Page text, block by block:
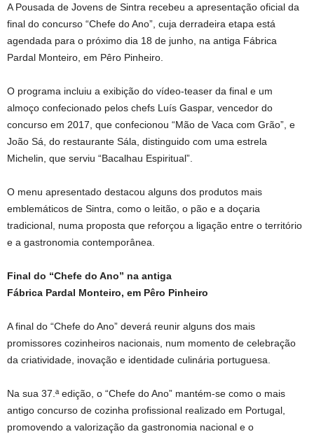
A Pousada de Jovens de Sintra recebeu a apresentação oficial da
final do concurso “Chefe do Ano”, cuja derradeira etapa está
agendada para o próximo dia 18 de junho, na antiga Fábrica
Pardal Monteiro, em Pêro Pinheiro.
O programa incluiu a exibição do vídeo-teaser da final e um
almoço confecionado pelos chefs Luís Gaspar, vencedor do
concurso em 2017, que confecionou “Mão de Vaca com Grão”, e
João Sá, do restaurante Sála, distinguido com uma estrela
Michelin, que serviu “Bacalhau Espiritual”.
O menu apresentado destacou alguns dos produtos mais
emblemáticos de Sintra, como o leitão, o pão e a doçaria
tradicional, numa proposta que reforçou a ligação entre o território
e a gastronomia contemporânea.
Final do “Chefe do Ano” na antiga
Fábrica Pardal Monteiro, em Pêro Pinheiro
A final do “Chefe do Ano” deverá reunir alguns dos mais
promissores cozinheiros nacionais, num momento de celebração
da criatividade, inovação e identidade culinária portuguesa.
Na sua 37.ª edição, o “Chefe do Ano” mantém-se como o mais
antigo concurso de cozinha profissional realizado em Portugal,
promovendo a valorização da gastronomia nacional e o